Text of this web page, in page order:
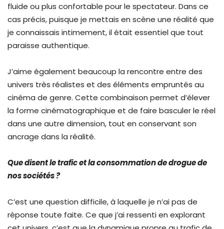
fluide ou plus confortable pour le spectateur. Dans ce
cas précis, puisque je mettais en scène une réalité que
je connaissais intimement, il était essentiel que tout
paraisse authentique.
J’aime également beaucoup la rencontre entre des
univers très réalistes et des éléments empruntés au
cinéma de genre. Cette combinaison permet d’élever
la forme cinématographique et de faire basculer le réel
dans une autre dimension, tout en conservant son
ancrage dans la réalité.
Que disent le trafic et la consommation de drogue de
nos sociétés ?
C’est une question difficile, à laquelle je n’ai pas de
réponse toute faite. Ce que j’ai ressenti en explorant